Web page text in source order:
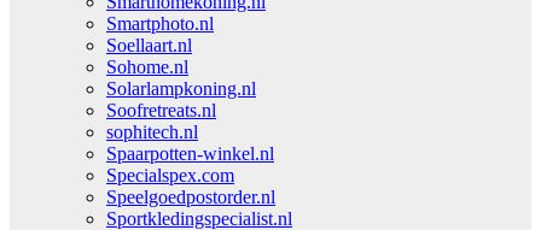
Smartphoto.nl
Soellaart.nl
Sohome.nl
Solarlampkoning.nl
Soofretreats.nl
sophitech.nl
Spaarpotten-winkel.nl
Specialspex.com
Speelgoedpostorder.nl
Sportkledingspecialist.nl